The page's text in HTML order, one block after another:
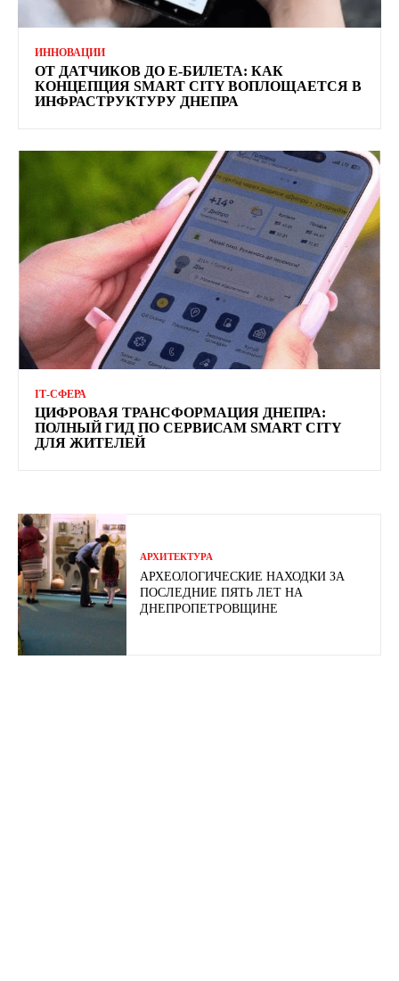
ИННОВАЦИИ
ОТ ДАТЧИКОВ ДО Е-БИЛЕТА: КАК
КОНЦЕПЦИЯ SMART CITY ВОПЛОЩАЕТСЯ В
ИНФРАСТРУКТУРУ ДНЕПРА
ІТ-СФЕРА
ЦИФРОВАЯ ТРАНСФОРМАЦИЯ ДНЕПРА:
ПОЛНЫЙ ГИД ПО СЕРВИСАМ SMART CITY
ДЛЯ ЖИТЕЛЕЙ
АРХИТЕКТУРА
АРХЕОЛОГИЧЕСКИЕ НАХОДКИ ЗА
ПОСЛЕДНИЕ ПЯТЬ ЛЕТ НА
ДНЕПРОПЕТРОВЩИНЕ